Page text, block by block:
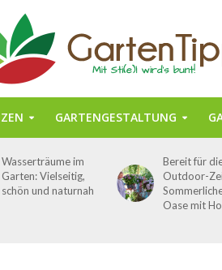
GARTENGESTALTUNG
Wasserträume im
Garten: Vielseitig,
schön und naturnah
Bereit für
Outdoor-
Oase mit